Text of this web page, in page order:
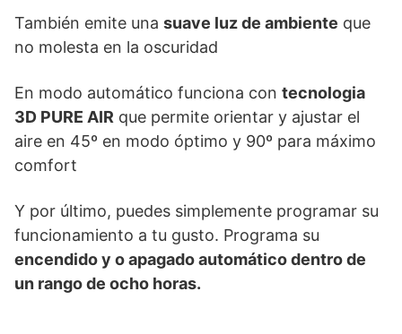
También emite una suave luz de ambiente que
no molesta en la oscuridad
En modo automático funciona con tecnologia
3D PURE AIR que permite orientar y ajustar el
aire en 45º en modo óptimo y 90º para máximo
comfort
Y por último, puedes simplemente programar su
funcionamiento a tu gusto. Programa su
encendido y o apagado automático dentro de
un rango de ocho horas.